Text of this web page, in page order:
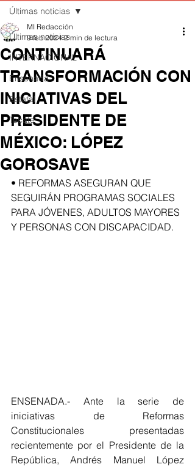
Últimas noticias
INTERNACIONAL
Ensenada
Estatal
Tecate
Últimas noticias
CONTINUARÁ
TRANSFORMACIÓN CON
INICIATIVAS DEL
PRESIDENTE DE
MÉXICO: LÓPEZ
GOROSAVE
MI Redacción
9 feb 2024 2 min de lectura
• REFORMAS ASEGURAN QUE
SEGUIRÁN PROGRAMAS SOCIALES
PARA JÓVENES, ADULTOS MAYORES
Y PERSONAS CON DISCAPACIDAD.
ENSENADA.- Ante la serie de
iniciativas de Reformas
Constitucionales presentadas
recientemente por el Presidente de la
República, Andrés Manuel López